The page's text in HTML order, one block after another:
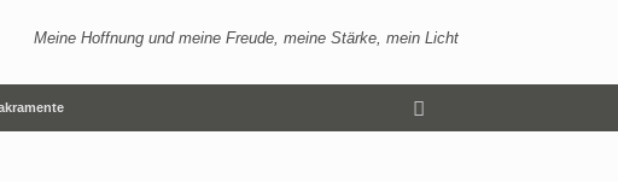
Meine Hoffnung und meine Freude, meine Stärke, mein Licht